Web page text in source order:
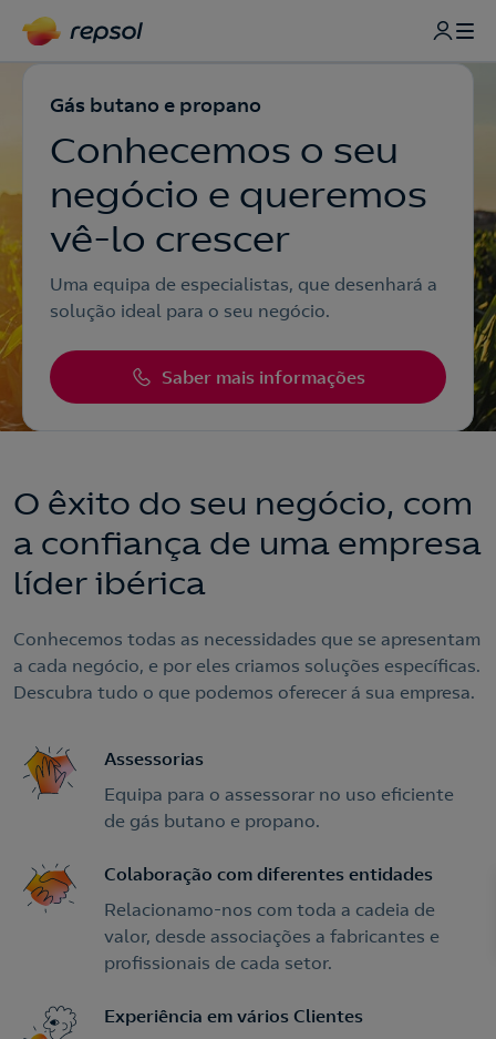
Gás butano e propano
Conhecemos o seu
negócio e queremos
vê-lo crescer
Uma equipa de especialistas, que desenhará a
solução ideal para o seu negócio.
Saber mais informações
O êxito do seu negócio, com
a confiança de uma empresa
líder ibérica
Conhecemos todas as necessidades que se apresentam
a cada negócio, e por eles criamos soluções específicas.
Descubra tudo o que podemos oferecer á sua empresa.
Assessorias
Equipa para o assessorar no uso eficiente
de gás butano e propano.
Colaboração com diferentes entidades
Relacionamo-nos com toda a cadeia de
valor, desde associações a fabricantes e
profissionais de cada setor.
Experiência em vários Clientes